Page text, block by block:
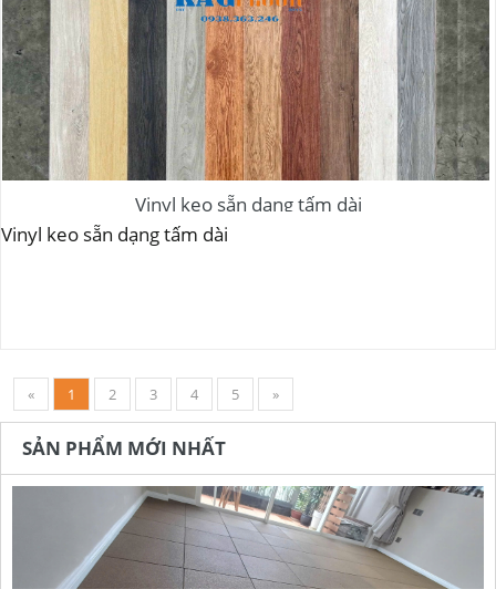
Vinyl keo sẵn dạng tấm dài
Vinyl keo sẵn dạng tấm dài
« 1 2 3 4 5 »
SẢN PHẨM MỚI NHẤT